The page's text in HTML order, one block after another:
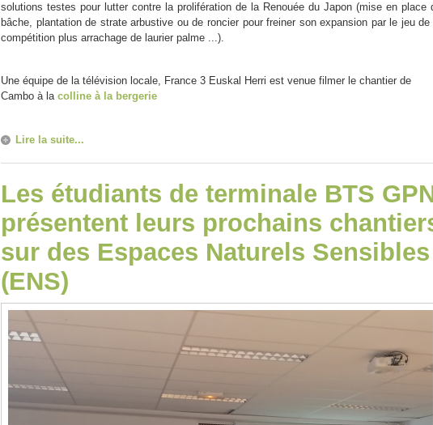
solutions testes pour lutter contre la prolifération de la Renouée du Japon (mise en place
bâche, plantation de strate arbustive ou de roncier pour freiner son expansion par le jeu de
compétition plus arrachage de laurier palme ...).
Une équipe de la télévision locale, France 3 Euskal Herri est venue filmer le chantier de
Cambo à la colline à la bergerie
Lire la suite...
Les étudiants de terminale BTS
présentent leurs prochains
sur des Espaces Naturels Sensibles
(ENS)